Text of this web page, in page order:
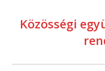
Közösségi